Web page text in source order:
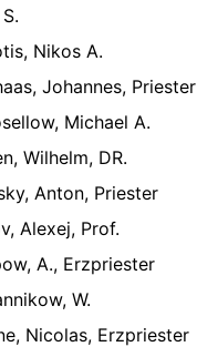
Nikos A.
Johannes, Priester
Michael A.
Wilhelm, DR.
Anton, Priester
Alexej, Prof.
A., Erzpriester
W.
Nicolas, Erzpriester